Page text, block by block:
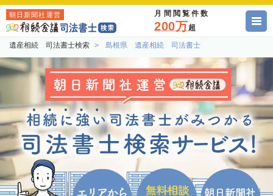
朝日新聞社運営 月間閲覧件数
200万超
遺産相続 司法書士検索 島根県 遺産相続 司法書士